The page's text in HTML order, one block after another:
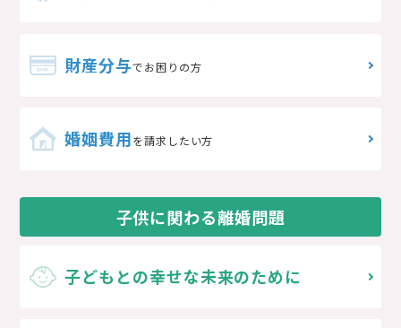
財産分与でお困りの方
婚姻費用を請求したい方
子供に関わる離婚問題
子どもとの幸せな未来のために